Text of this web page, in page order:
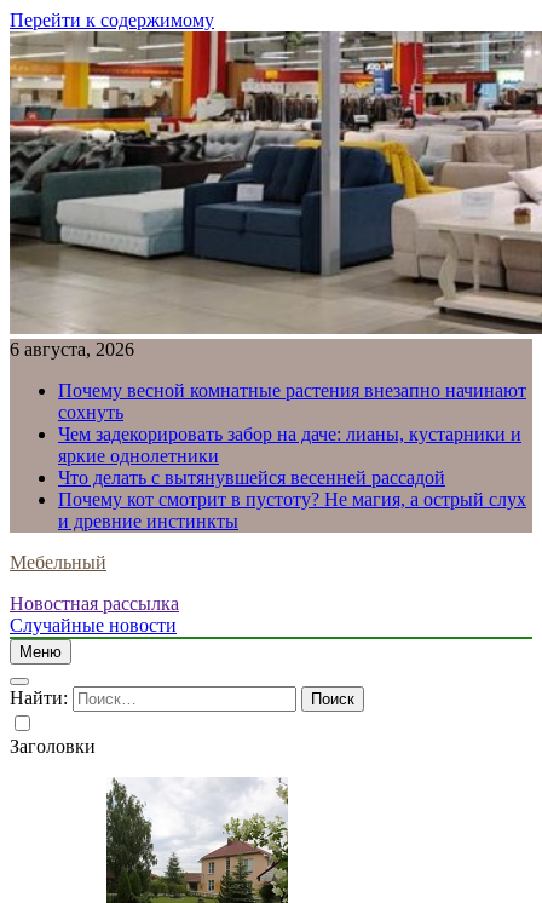
Перейти к содержимому
6 августа, 2026
Почему весной комнатные растения внезапно начинают
сохнуть
Чем задекорировать забор на даче: лианы, кустарники и
яркие однолетники
Что делать с вытянувшейся весенней рассадой
Почему кот смотрит в пустоту? Не магия, а острый слух
и древние инстинкты
Мебельный
Новостная рассылка
Случайные новости
Меню
Найти:
Заголовки